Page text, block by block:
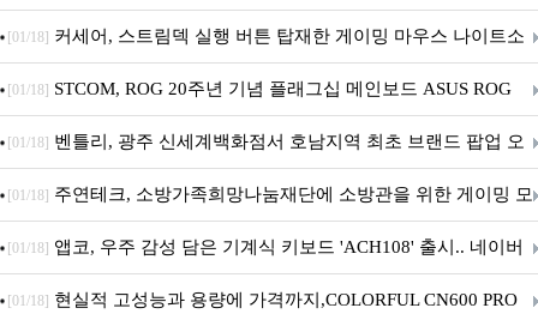
출시
[01/18] 커세어, 스트림덱 실행 버튼 탑재한 게이밍 마우스 나이트소
드 v2 와이어리스 SD 출시
[01/18] STCOM, ROG 20주년 기념 플래그십 메인보드 ASUS ROG
Crosshair X870E EDITION 20 국내 출시 예정
[01/18] 벤틀리, 광주 신세계백화점서 호남지역 최초 브랜드 팝업 오
픈
[01/18] 주연테크, 소방가족희망나눔재단에 소방관을 위한 게이밍 모
니터·스마트 펫 침대 기부
[01/18] 앱코, 우주 감성 담은 기계식 키보드 'ACH108' 출시.. 네이버
브랜드데이 기획전 진행
[01/18] 현실적 고성능과 용량에 가격까지,COLORFUL CN600 PRO